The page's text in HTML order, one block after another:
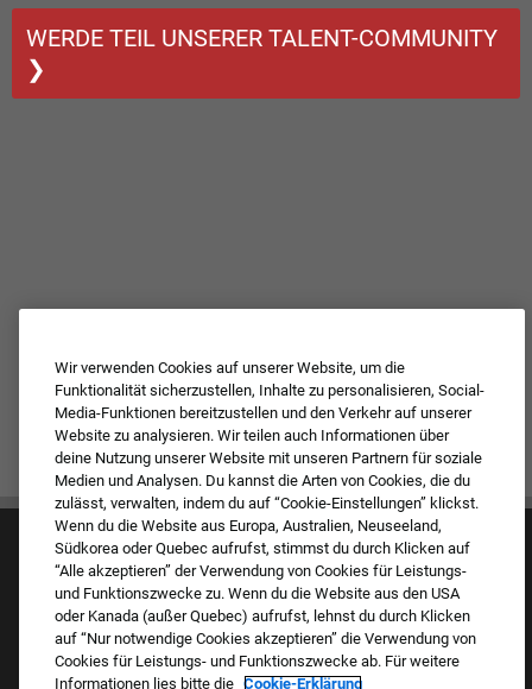
WERDE TEIL UNSERER TALENT-COMMUNITY
❯
Kultur & Werte
Unsere Marken
Wir verwenden Cookies auf unserer Website, um die
Funktionalität sicherzustellen, Inhalte zu personalisieren, Social-
Media-Funktionen bereitzustellen und den Verkehr auf unserer
Website zu analysieren. Wir teilen auch Informationen über
deine Nutzung unserer Website mit unseren Partnern für soziale
Medien und Analysen. Du kannst die Arten von Cookies, die du
zulässt, verwalten, indem du auf “Cookie-Einstellungen” klickst.
Wenn du die Website aus Europa, Australien, Neuseeland,
Südkorea oder Quebec aufrufst, stimmst du durch Klicken auf
“Alle akzeptieren” der Verwendung von Cookies für Leistungs-
und Funktionszwecke zu. Wenn du die Website aus den USA
oder Kanada (außer Quebec) aufrufst, lehnst du durch Klicken
auf “Nur notwendige Cookies akzeptieren” die Verwendung von
Cookies für Leistungs- und Funktionszwecke ab. Für weitere
Informationen lies bitte die Cookie-Erklärung